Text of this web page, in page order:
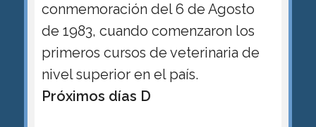
conmemoración del 6 de Agosto
de 1983, cuando comenzaron los
primeros cursos de veterinaria de
nivel superior en el país.
Próximos días D